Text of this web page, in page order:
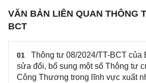
VĂN BẢN LIÊN QUAN THÔNG
BCT
01
Thông tư 08/2024/TT-BCT của
sửa đổi, bổ sung một số Thông tư
Công Thương trong lĩnh vực xuất